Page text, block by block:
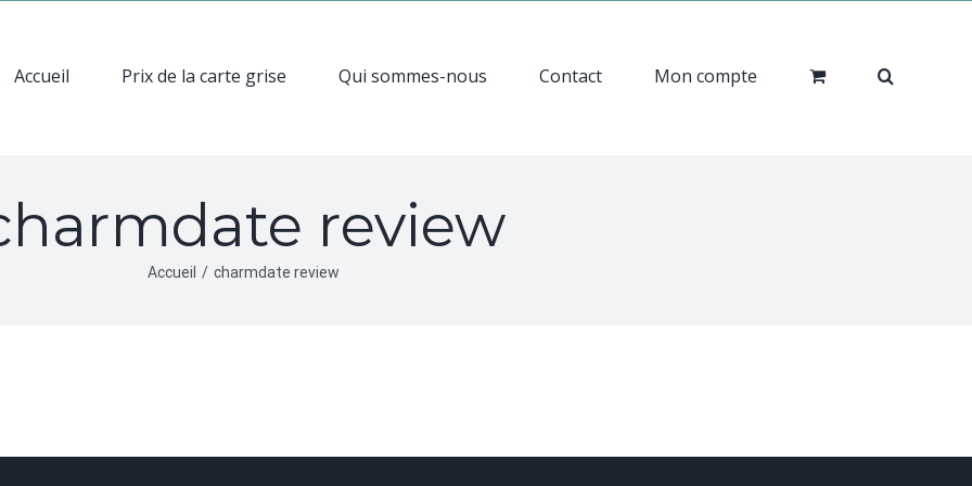
Accueil Prix de la carte grise Qui sommes-nous Contact Mon compte
review
Accueil / charmdate review